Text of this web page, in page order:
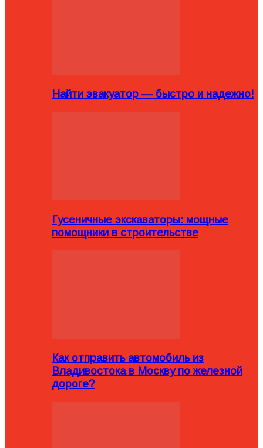
Найти эвакуатор — быстро и надежно!
Гусеничные экскаваторы: мощные
помощники в строительстве
Как отправить автомобиль из
Владивостока в Москву по железной
дороге?